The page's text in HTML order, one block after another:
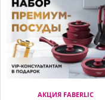
АКЦИЯ FABERLIC